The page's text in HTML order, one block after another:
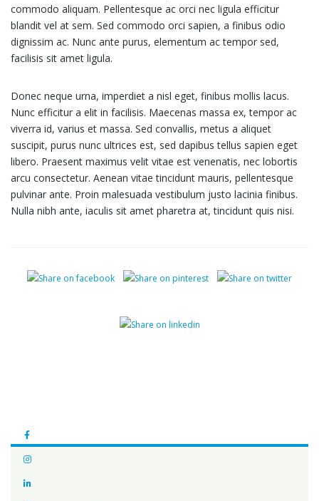
commodo aliquam. Pellentesque ac orci nec ligula efficitur
blandit vel at sem. Sed commodo orci sapien, a finibus odio
dignissim ac. Nunc ante purus, elementum ac tempor sed,
facilisis sit amet ligula.
Donec neque urna, imperdiet a nisl eget, finibus mollis lacus.
Nunc efficitur a elit in facilisis. Maecenas massa ex, tempor ac
viverra id, varius et massa. Sed convallis, metus a aliquet
suscipit, purus nunc ultrices est, sed dapibus tellus sapien eget
libero. Praesent maximus velit vitae est venenatis, nec lobortis
arcu consectetur. Aenean vitae tincidunt mauris, pellentesque
pulvinar ante. Proin malesuada vestibulum justo lacinia finibus.
Nulla nibh ante, iaculis sit amet pharetra at, tincidunt quis nisi.